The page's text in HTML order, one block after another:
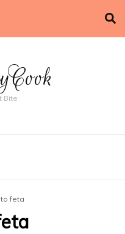
Bite
feta